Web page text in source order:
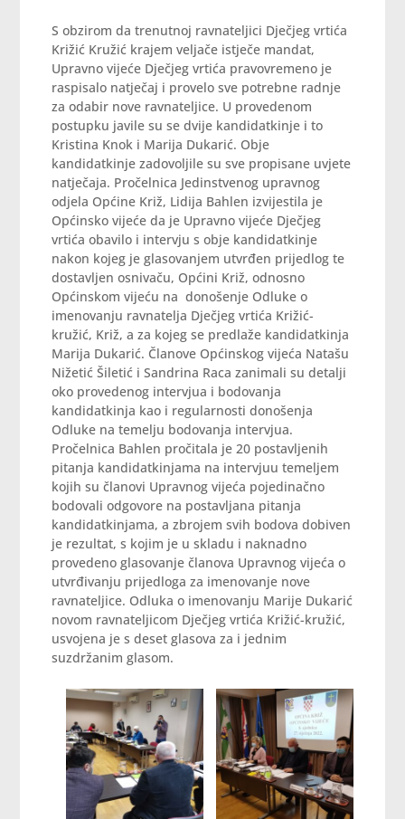
S obzirom da trenutnoj ravnateljici Dječjeg vrtića
Križić Kružić krajem veljače istječe mandat,
Upravno vijeće Dječjeg vrtića pravovremeno je
raspisalo natječaj i provelo sve potrebne radnje
za odabir nove ravnateljice. U provedenom
postupku javile su se dvije kandidatkinje i to
Kristina Knok i Marija Dukarić. Obje
kandidatkinje zadovoljile su sve propisane uvjete
natječaja. Pročelnica Jedinstvenog upravnog
odjela Općine Križ, Lidija Bahlen izvijestila je
Općinsko vijeće da je Upravno vijeće Dječjeg
vrtića obavilo i intervju s obje kandidatkinje
nakon kojeg je glasovanjem utvrđen prijedlog te
dostavljen osnivaču, Općini Križ, odnosno
Općinskom vijeću na donošenje Odluke o
imenovanju ravnatelja Dječjeg vrtića Križić-
kružić, Križ, a za kojeg se predlaže kandidatkinja
Marija Dukarić. Članove Općinskog vijeća Natašu
Nižetić Šiletić i Sandrina Raca zanimali su detalji
oko provedenog intervjua i bodovanja
kandidatkinja kao i regularnosti donošenja
Odluke na temelju bodovanja intervjua.
Pročelnica Bahlen pročitala je 20 postavljenih
pitanja kandidatkinjama na intervjuu temeljem
kojih su članovi Upravnog vijeća pojedinačno
bodovali odgovore na postavljana pitanja
kandidatkinjama, a zbrojem svih bodova dobiven
je rezultat, s kojim je u skladu i naknadno
provedeno glasovanje članova Upravnog vijeća o
utvrđivanju prijedloga za imenovanje nove
ravnateljice. Odluka o imenovanju Marije Dukarić
novom ravnateljicom Dječjeg vrtića Križić-kružić,
usvojena je s deset glasova za i jednim
suzdržanim glasom.